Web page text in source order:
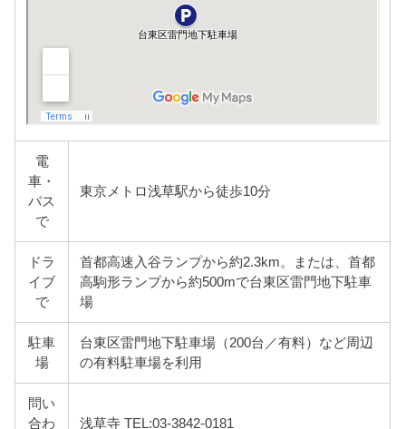
電
車・
バス
で
東京メトロ浅草駅から徒歩10分
ドラ
イブ
で
首都高速入谷ランプから約2.3km。または、首都
高駒形ランプから約500mで台東区雷門地下駐車
場
駐車
場
台東区雷門地下駐車場（200台／有料）など周辺
の有料駐車場を利用
問い
合わ
浅草寺 TEL:03-3842-0181